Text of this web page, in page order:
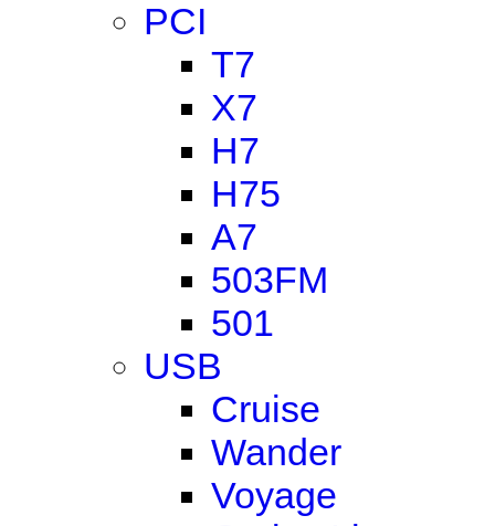
PCI
T7
X7
H7
H75
A7
503FM
501
USB
Cruise
Wander
Voyage